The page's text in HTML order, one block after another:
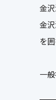
金
金
を
一